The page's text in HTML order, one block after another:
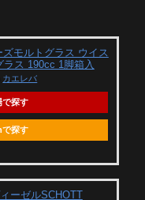
モルトグラス ウイス
ラス 190cc 1脚箱入
カエレバ
で探す
探す
ーゼルSCHOTT